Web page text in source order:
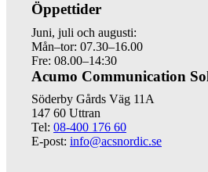
Öppettider
Juni, juli och augusti:
Mån–tor: 07.30–16.00
Fre: 08.00–14:30
Acumo Communication
Söderby Gårds Väg 11A
147 60 Uttran
Tel: 08-400 176 60
E-post: info@acsnordic.se